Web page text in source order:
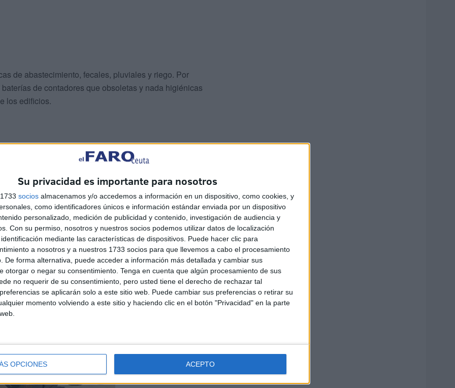
Su privacidad es importante para nosotros
socios almacenamos y/o accedemos a información en un dispositivo, como cookies, y
como identificadores únicos e información estándar enviada por un dispositivo
personalizado, medición de publicidad y contenido, investigación de audiencia y
Con su permiso, nosotros y nuestros socios podemos utilizar datos de localización
mediante las características de dispositivos. Puede hacer clic para
a nosotros y a nuestros 1733 socios para que llevemos a cabo el procesamiento
De forma alternativa, puede acceder a información más detallada y cambiar sus
otorgar o negar su consentimiento. Tenga en cuenta que algún procesamiento de sus
no requerir de su consentimiento, pero usted tiene el derecho de rechazar tal
se aplicarán solo a este sitio web. Puede cambiar sus preferencias o retirar su
momento volviendo a este sitio y haciendo clic en el botón "Privacidad" en la parte
OPCIONES ACEPTO
de abastecimiento, fecales, pluviales y riego. Por
de contadores que obsoletas y nada higiénicas
los edificios.
en común sea cual sea su naturaleza y estas
desmontajes y fragmentado, clasificación de los
obra”.
tendría que realizar la “desconexión de instalaciones,
de seguridad y auxiliares proyectados como, el
de trabajadores de la propia obra y, los
de trabajo”.